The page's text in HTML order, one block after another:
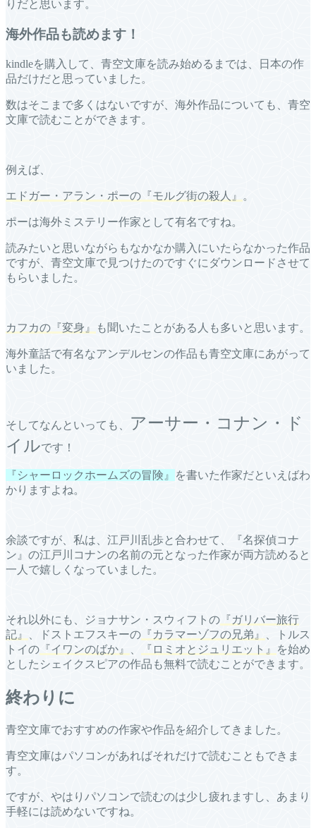
りだと思います。
海外作品も読めます！
kindleを購入して、青空文庫を読み始めるまでは、日本の作
品だけだと思っていました。
数はそこまで多くはないですが、海外作品についても、青空
文庫で読むことができます。
例えば、
エドガー・アラン・ポーの『モルグ街の殺人』 。
ポーは海外ミステリー作家として有名ですね。
読みたいと思いながらもなかなか購入にいたらなかった作品
ですが、青空文庫で見つけたのですぐにダウンロードさせて
もらいました。
カフカの『変身』 も聞いたことがある人も多いと思います。
海外童話で有名なアンデルセンの作品も青空文庫にあがって
いました。
そしてなんといっても、
アーサー・コナン・ド
イルです！
『シャーロックホームズの冒険』
を書いた作家だといえばわ
かりますよね。
余談ですが、私は、江戸川乱歩と合わせて、『名探偵コナ
ン』の江戸川コナンの名前の元となった作家が両方読めると
一人で嬉しくなっていました。
それ以外にも、ジョナサン・スウィフトの 『ガリバー旅行
記』
、ドストエフスキーの 『カラマーゾフの兄弟』
、トルス
トイの 『イワンのばか』 『ロミオとジュリエット』
を始め
としたシェイクスピアの作品も無料で読むことができます。
終わりに
青空文庫でおすすめの作家や作品を紹介してきました。
青空文庫はパソコンがあればそれだけで読むこともできま
す。
ですが、やはりパソコンで読むのは少し疲れますし、あまり
手軽には読めないですね。